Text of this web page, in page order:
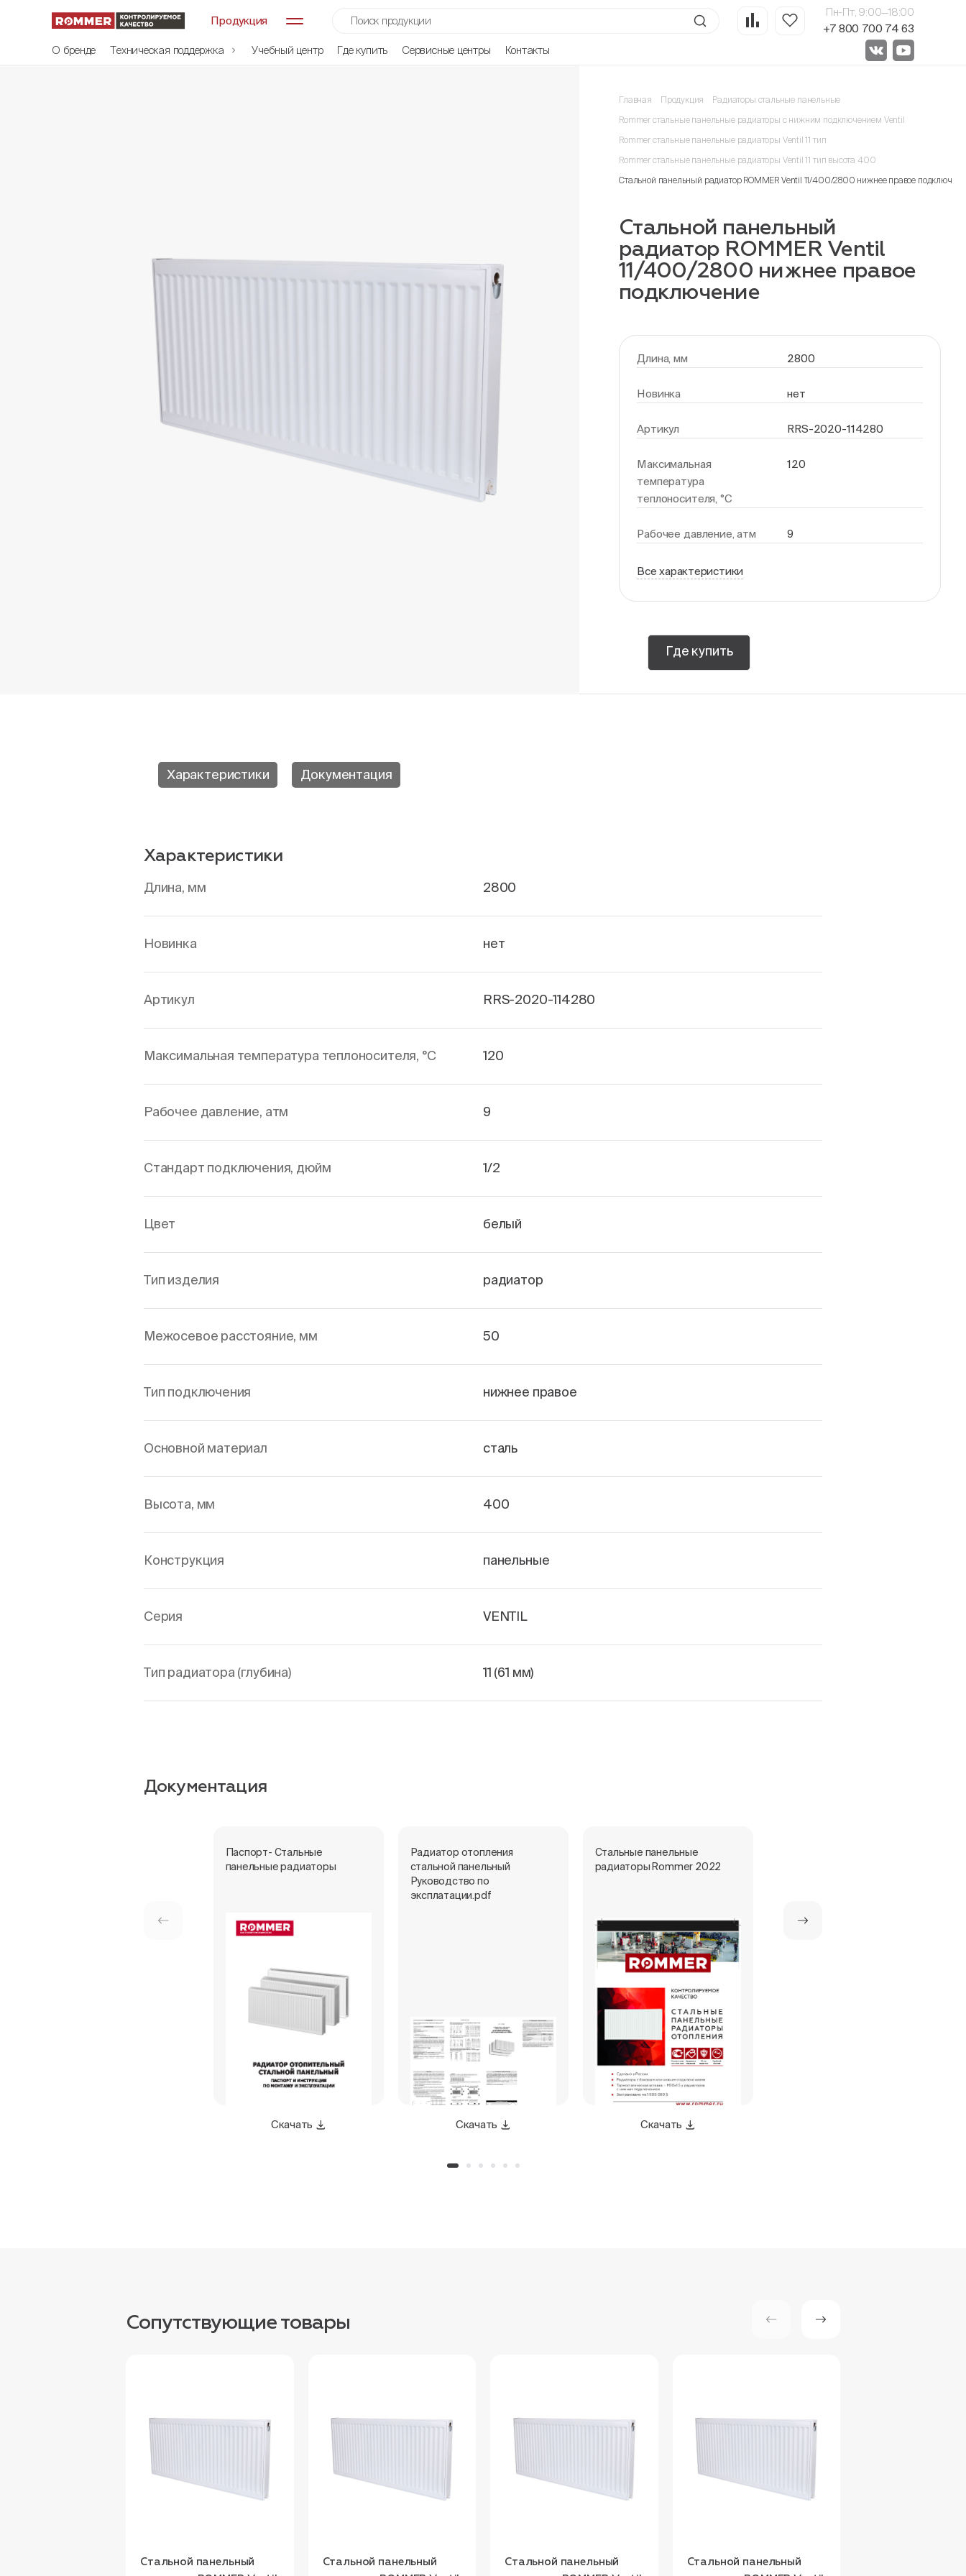
Продукция
Пн-Пт, 9:00—18:00
+7 800 700 74 63
О бренде
Техническая поддержка Учебный центр Где купить Сервисные центры Контакты
Главная Продукция Радиаторы стальные панельные
Rommer стальные панельные радиаторы с нижним подключением Ventil
Rommer стальные панельные радиаторы Ventil 11 тип
Rommer стальные панельные радиаторы Ventil 11 тип высота 400
Стальной панельный радиатор ROMMER Ventil 11/400/2800 нижнее правое
Стальной панельный
радиатор ROMMER Ventil
11/400/2800 нижнее правое
подключение
Длина, мм 2800
Новинка нет
Артикул RRS-2020-114280
Максимальная
температура
теплоносителя, °С
120
Рабочее давление, атм 9
Все характеристики
Где купить
Характеристики Документация
Характеристики
Длина, мм 2800
Новинка нет
Артикул RRS-2020-114280
Максимальная температура теплоносителя, °С 120
Рабочее давление, атм 9
Стандарт подключения, дюйм 1/2
Цвет белый
Тип изделия радиатор
Межосевое расстояние, мм 50
Тип подключения нижнее правое
Основной материал сталь
Высота, мм 400
Конструкция панельные
Серия VENTIL
Тип радиатора (глубина) 11 (61 мм)
Документация
Паспорт- Стальные
панельные радиаторы
Скачать
Радиатор отопления
стальной панельный
Руководство по
эксплатации.pdf
Скачать
Стальные панельные
радиаторы Rommer 2022
Скачать
Сопутствующие товары
Стальной панельный
Стальной панельный
Стальной панельный
Стальной панельный